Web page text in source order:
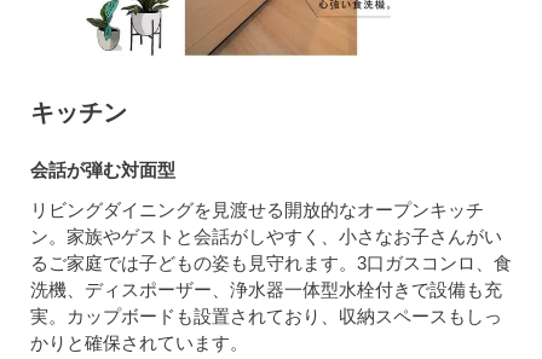
キッチン
会話が弾む対面型
リビングダイニングを見渡せる開放的なオープンキッチ
ン。家族やゲストと会話がしやすく、小さなお子さんがい
るご家庭では子どもの姿も見守れます。3口ガスコンロ、食
洗機、ディスポーザー、浄水器一体型水栓付きで設備も充
実。カップボードも設置されており、収納スペースもしっ
かりと確保されています。